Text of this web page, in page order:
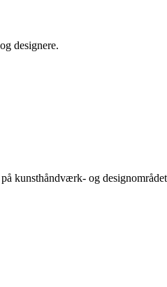
designere.
kunsthåndværk- og